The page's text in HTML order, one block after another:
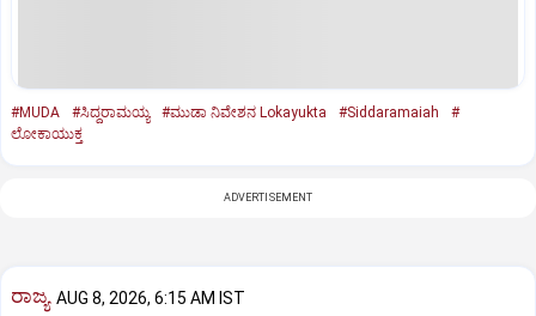
#MUDA #ಸಿದ್ದರಾಮಯ್ಯ #ಮುಡಾ ನಿವೇಶನ Lokayukta #Siddaramaiah
#
ಲೋಕಾಯುಕ್ತ
ADVERTISEMENT
ರಾಜ್ಯ AUG 8, 2026, 6:15 AM IST